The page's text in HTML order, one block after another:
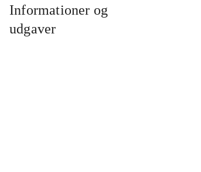
Informationer og
udgaver